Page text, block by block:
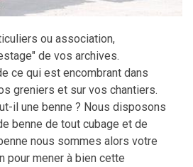
ou association,
de vos archives.
ce qui est encombrant dans
greniers et sur vos chantiers.
il une benne ? Nous disposons
benne de tout cubage et de
nous sommes alors votre
pour mener à bien cette